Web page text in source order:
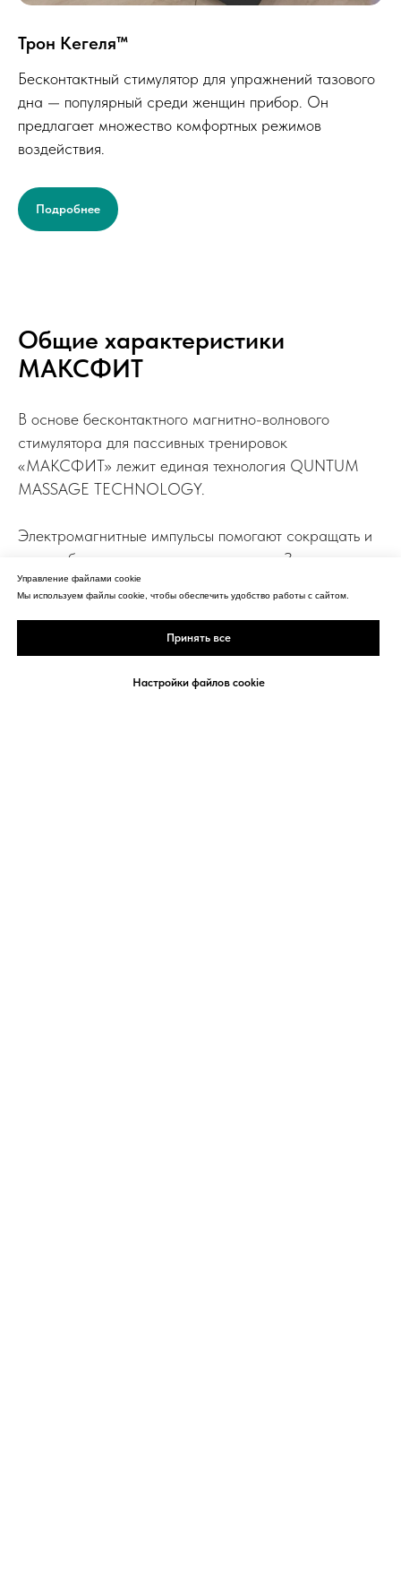
Трон Кегеля™
Бесконтактный стимулятор для упражнений тазового
дна — популярный среди женщин прибор. Он
предлагает множество комфортных режимов
воздействия.
Подробнее
Общие характеристики
МАКСФИТ
В основе бесконтактного магнитно-волнового
стимулятора для пассивных тренировок
«МАКСФИТ» лежит единая технология QUNTUM
MASSAGE TECHNOLOGY.
Электромагнитные импульсы помогают сокращать и
расслаблять спазмированные органы. Застоявшаяся
кровь начинает двигаться, запуская циркуляцию в
тканях. Восстанавливается кровоток, лимфодренаж,
восстанавливаться комплексно: спазмы уходят, боль
Управление файлами cookie
Мы используем файлы cookie, чтобы обеспечить удобство работы с сайтом.
Принять все
Настройки файлов cookie